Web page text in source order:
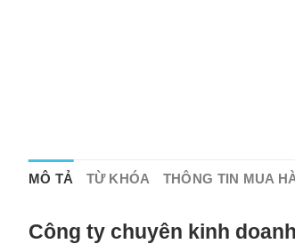
MÔ TẢ TỪ KHÓA THÔNG TIN MUA
Công ty chuyên kinh